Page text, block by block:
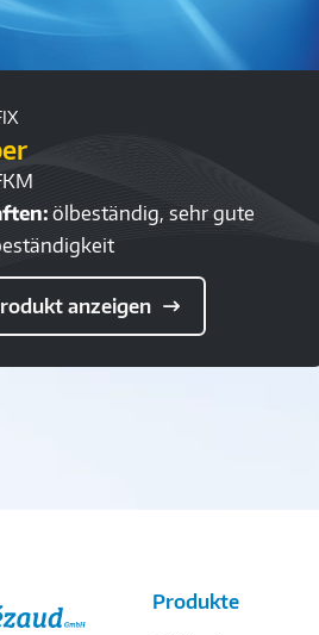
ölbeständig, sehr gute
anzeigen
Produkte